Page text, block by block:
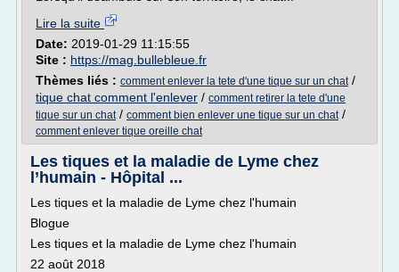
Lire la suite
Date: 2019-01-29 11:15:55
Site : https://mag.bullebleue.fr
Thèmes liés : comment enlever la tete d'une tique sur un chat/
tique chat comment l'enlever / comment retirer la tete d'une
tique sur un chat/ comment bien enlever une tique sur un chat/
comment enlever tique oreille chat
Les tiques et la maladie de Lyme chez
l’humain - Hôpital ...
Les tiques et la maladie de Lyme chez l'humain
Blogue
Les tiques et la maladie de Lyme chez l'humain
22 août 2018